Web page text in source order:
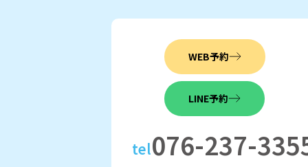
WEB予約
LINE予約
tel076-237-